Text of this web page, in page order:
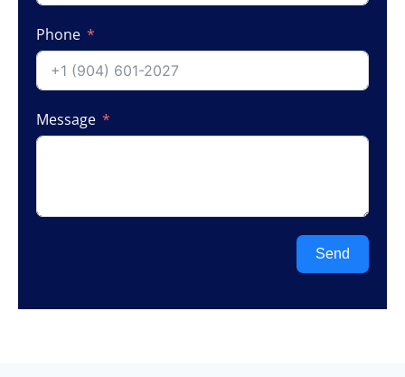
Phone
Message
Send